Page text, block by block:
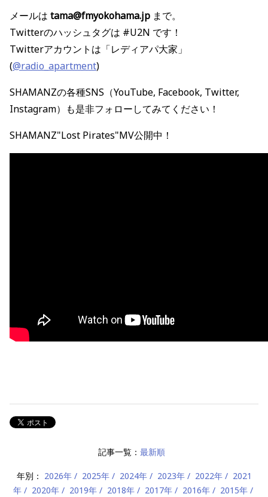
メールは tama@fmyokohama.jp まで。
Twitterのハッシュタグは #U2N です！
Twitterアカウントは「レディアパ大家」
(@radio_apartment)
SHAMANZの各種SNS（YouTube, Facebook, Twitter,
Instagram）も是非フォローしてみてください！
SHAMANZ"Lost Pirates"MV公開中！
記事一覧： 最新順
年別： 2026年 2025年 2024年 2023年 2022年
2021
年
2020年 2019年 2018年 2017年 2016年
2015年